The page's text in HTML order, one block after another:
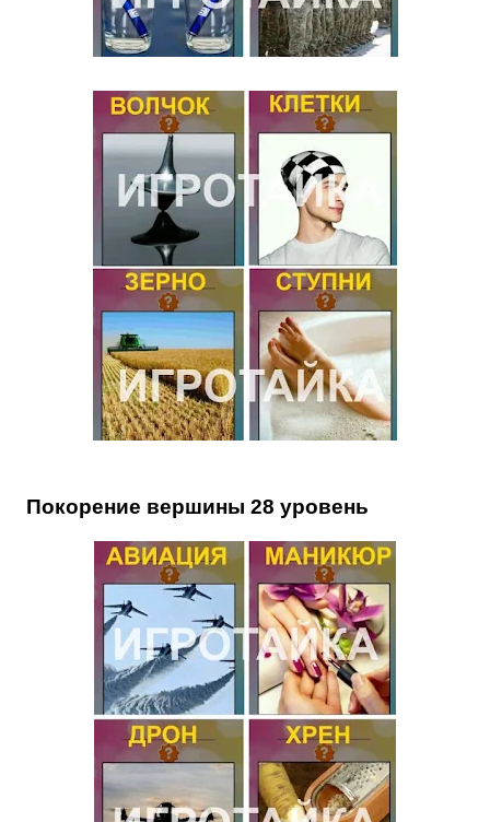
Покорение вершины 28 уровень